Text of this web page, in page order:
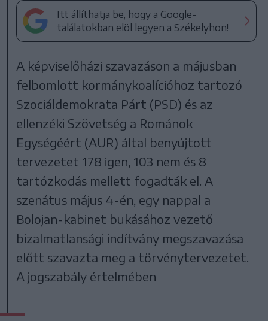
Itt állíthatja be, hogy a Google-
találatokban elöl legyen a Székelyhon!
A képviselőházi szavazáson a májusban
felbomlott kormánykoalícióhoz tartozó
Szociáldemokrata Párt (PSD) és az
ellenzéki Szövetség a Románok
Egységéért (AUR) által benyújtott
tervezetet 178 igen, 103 nem és 8
tartózkodás mellett fogadták el. A
szenátus május 4-én, egy nappal a
Bolojan-kabinet bukásához vezető
bizalmatlansági indítvány megszavazása
előtt szavazta meg a törvénytervezetet.
A jogszabály értelmében